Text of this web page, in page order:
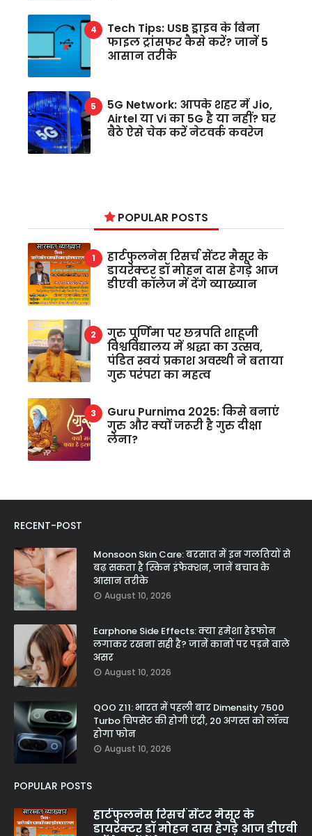
Tech Tips: USB ड्राइव के बिना
फाइल ट्रांसफर कैसे करें? जानें 5
आसान तरीके
5G Network: आपके शहर में Jio,
Airtel या Vi का 5G है या नहीं? घर
बैठे ऐसे चेक करें नेटवर्क कवरेज
POPULAR POSTS
हार्टफुलनेस रिसर्च सेंटर मैसूर के
डायरेक्टर डॉ मोहन दास हेगड़े आज
डीएवी कॉलेज में देंगे व्याख्यान
गुरु पूर्णिमा पर छत्रपति शाहूजी
विश्वविद्यालय में श्रद्धा का उत्सव,
पंडित स्वयं प्रकाश अवस्थी ने बताया
गुरु परंपरा का महत्व
Guru Purnima 2025: किसे बनाएं
गुरु और क्यों जरूरी है गुरु दीक्षा
लेना?
RECENT-POST
Monsoon Skin Care: बरसात में इन गलतियों से
बढ़ सकता है स्किन इंफेक्शन, जानें बचाव के
आसान तरीके
August 10, 2026
Earphone Side Effects: क्या हमेशा हेडफोन
लगाकर रखना सही है? जानें कानों पर पड़ने वाले
असर
August 10, 2026
QOO Z11: भारत में पहली बार Dimensity 7500
Turbo चिपसेट की होगी एंट्री, 20 अगस्त को लॉन्च
होगा फोन
August 10, 2026
POPULAR POSTS
हार्टफुलनेस रिसर्च सेंटर मैसूर के
डायरेक्टर डॉ मोहन दास हेगड़े आज डीएवी